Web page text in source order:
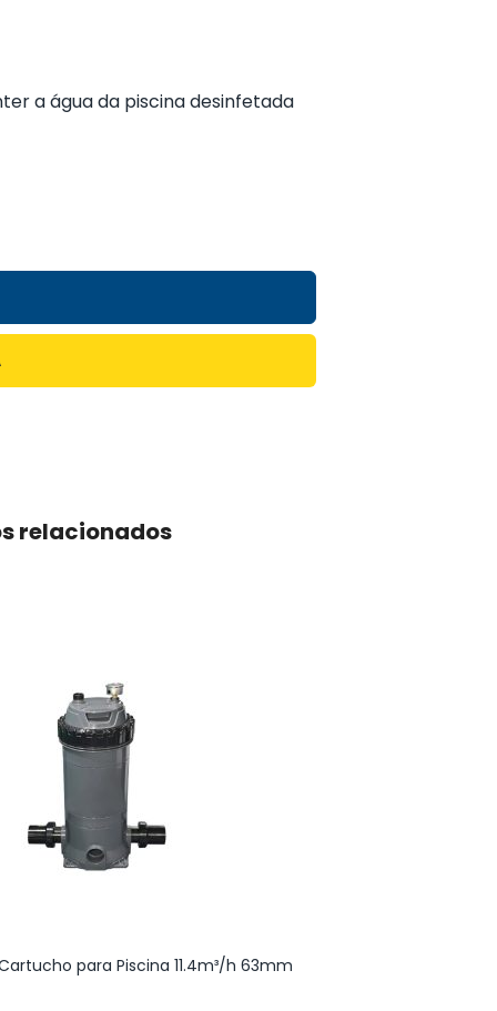
a água da piscina desinfetada
relacionados
para Piscina 11.4m³/h 63mm